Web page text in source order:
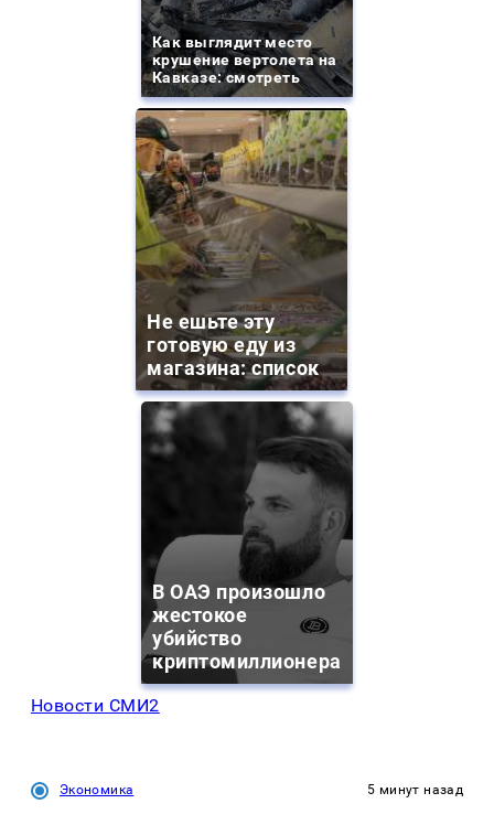
Как выглядит место
крушение вертолета на
Кавказе: смотреть
Не ешьте эту
готовую еду из
магазина: список
В ОАЭ произошло
жестокое
убийство
криптомиллионера
Новости СМИ2
Экономика 5 минут назад